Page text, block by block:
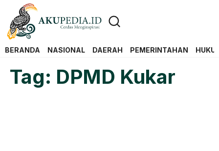
BERANDA NASIONAL DAERAH PEMERINTAHAN
Tag: DPMD Kukar